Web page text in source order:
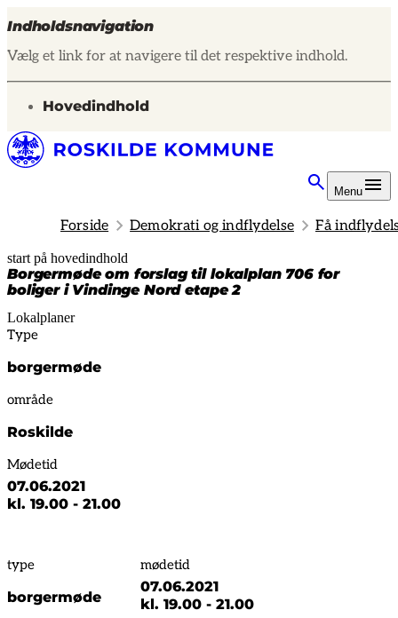
Indholdsnavigation
Vælg et link for at navigere til det respektive indhold.
gå til
Hovedindhold
Menu
Forside Demokrati og indflydelse Få
start på hovedindhold
Borgermøde om forslag til lokalplan 706 for
boliger i Vindinge Nord etape 2
senest opdateret 14. februar 2025
Lokalplaner
Type
borgermøde
område
Roskilde
Mødetid
07.06.2021
kl. 19.00 - 21.00
type
borgermøde
mødetid
07.06.2021
kl. 19.00 - 21.00